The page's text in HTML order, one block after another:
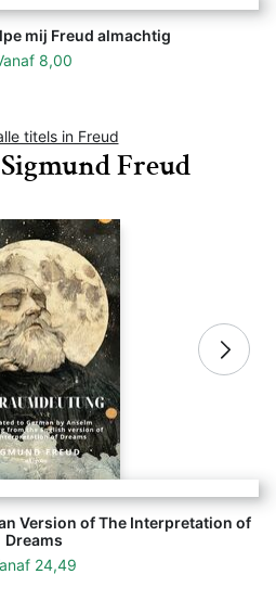
mij Freud almachtig
8,00
titels in Freud
Freud
Version of The Interpretation of
Dreams
24,49